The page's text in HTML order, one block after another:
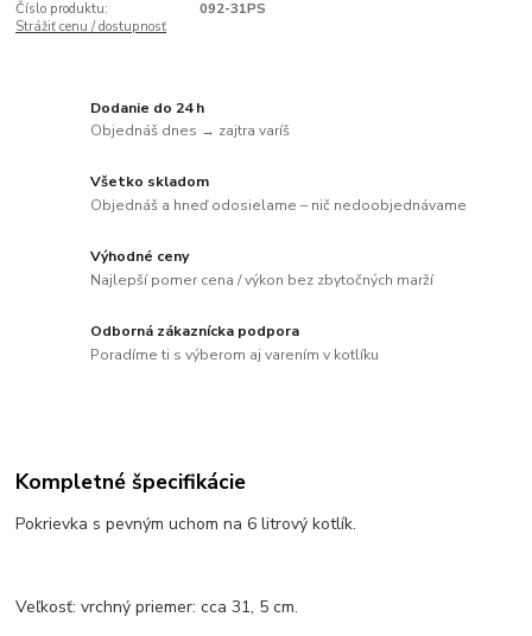
Číslo produktu:
092-31PS
Strážiť cenu / dostupnosť
Dodanie do 24 h
Objednáš dnes → zajtra varíš
Všetko skladom
Objednáš a hneď odosielame – nič nedoobjednávame
Výhodné ceny
Najlepší pomer cena / výkon bez zbytočných marží
Odborná zákaznícka podpora
Poradíme ti s výberom aj varením v kotlíku
Kompletné špecifikácie
Pokrievka s pevným uchom na 6 litrový kotlík.
Veľkosť: vrchný priemer: cca 31, 5 cm.